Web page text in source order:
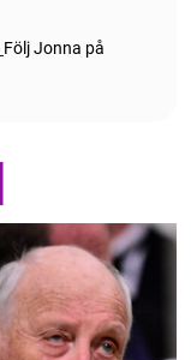
Följ Jonna på